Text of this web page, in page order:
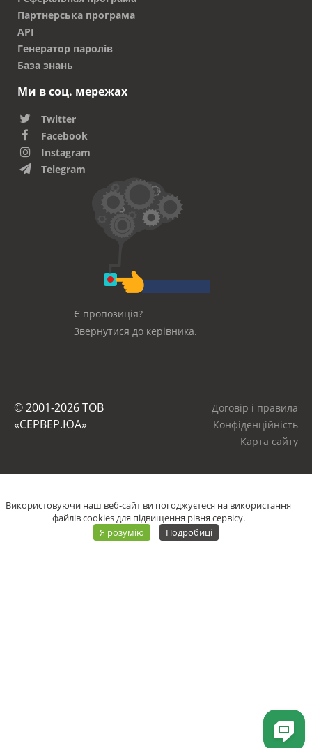
Партнерська програма
API
Генератор паролів
База знань
Ми в соц. мережах
Twitter
Facebook
Instagram
Telegram
Є пропозиція?
Звернутися до керівника.
© 2001-2026 ТОВ
«СЕРВЕР.ЮА»
Договір і правила
Конфіденційність
Карта сайту
Використовуючи наш веб-сайт ви погоджуєтеся на використання
файлів cookies для підвищення рівня сервісу.
Я розумію
Подробиці